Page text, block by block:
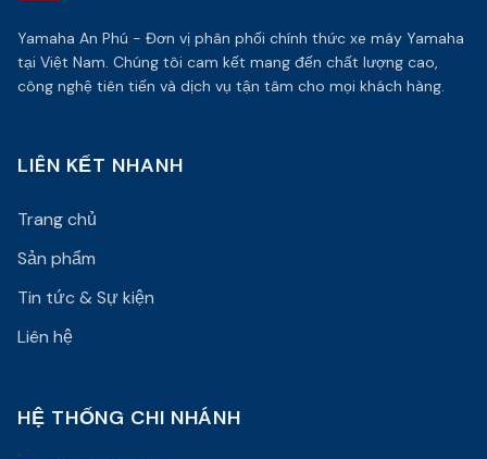
Yamaha An Phú - Đơn vị phân phối chính thức xe máy Yamaha
tại Việt Nam. Chúng tôi cam kết mang đến chất lượng cao,
công nghệ tiên tiến và dịch vụ tận tâm cho mọi khách hàng.
LIÊN KẾT NHANH
Trang chủ
Sản phẩm
Tin tức & Sự kiện
Liên hệ
HỆ THỐNG CHI NHÁNH